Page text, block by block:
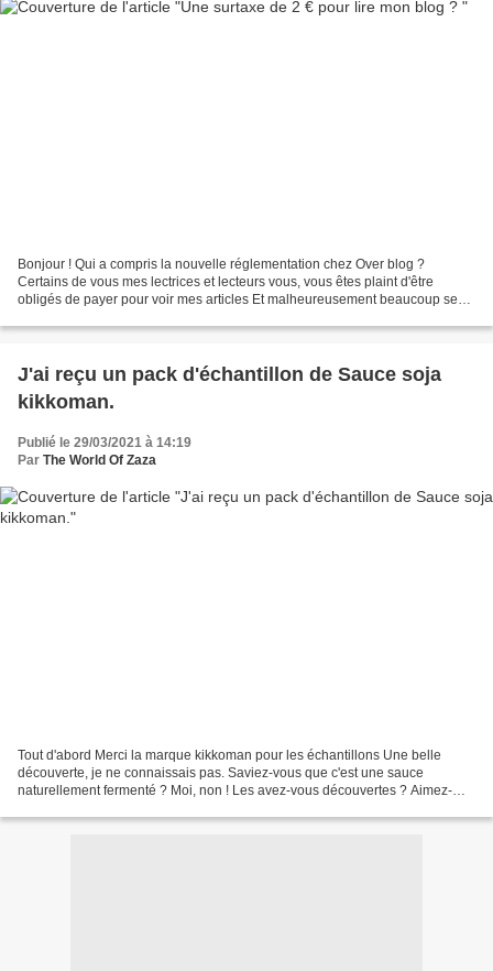
Bonjour ! Qui a compris la nouvelle réglementation chez Over blog ?
Certains de vous mes lectrices et lecteurs vous, vous êtes plaint d'être
obligés de payer pour voir mes articles Et malheureusement beaucoup se
J'ai reçu un pack d'échantillon de Sauce soja
kikkoman.
Publié le 29/03/2021 à 14:19
Par The World Of Zaza
Tout d'abord Merci la marque kikkoman pour les échantillons Une belle
découverte, je ne connaissais pas. Saviez-vous que c'est une sauce
naturellement fermenté ? Moi, non ! Les avez-vous découvertes ? Aimez-